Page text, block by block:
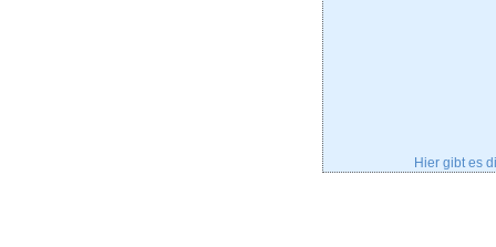
Hier gibt es